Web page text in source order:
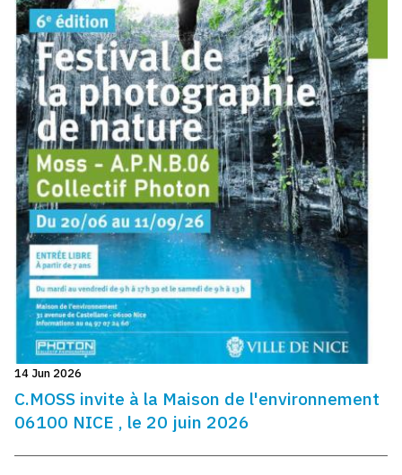
14 Jun 2026
C.MOSS invite à la Maison de l'environnement
06100 NICE , le 20 juin 2026